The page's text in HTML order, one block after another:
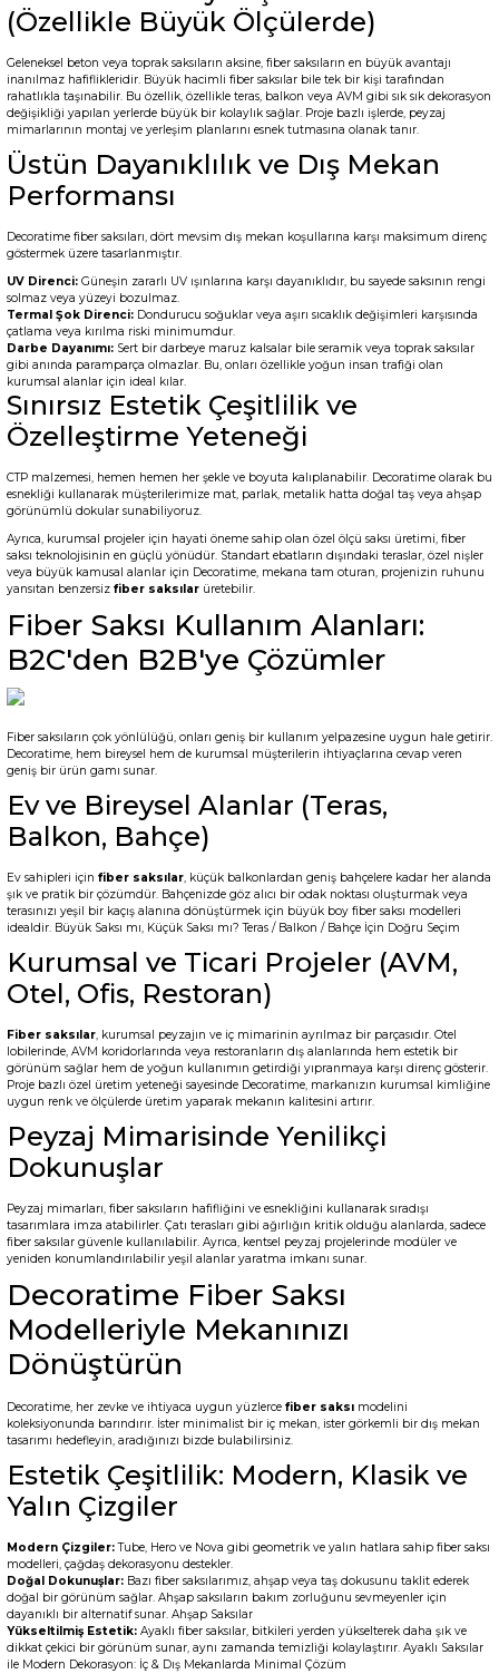
(Özellikle Büyük Ölçülerde)
Geleneksel beton veya toprak saksıların aksine, fiber saksıların en büyük avantajı
inanılmaz hafiflikleridir. Büyük hacimli fiber saksılar bile tek bir kişi tarafından
rahatlıkla taşınabilir. Bu özellik, özellikle teras, balkon veya AVM gibi sık sık dekorasyon
değişikliği yapılan yerlerde büyük bir kolaylık sağlar. Proje bazlı işlerde, peyzaj
mimarlarının montaj ve yerleşim planlarını esnek tutmasına olanak tanır.
Üstün Dayanıklılık ve Dış Mekan
Performansı
Decoratime fiber saksıları, dört mevsim dış mekan koşullarına karşı maksimum direnç
göstermek üzere tasarlanmıştır.
UV Direnci: Güneşin zararlı UV ışınlarına karşı dayanıklıdır, bu sayede saksının rengi
solmaz veya yüzeyi bozulmaz.
Termal Şok Direnci: Dondurucu soğuklar veya aşırı sıcaklık değişimleri karşısında
çatlama veya kırılma riski minimumdur.
Darbe Dayanımı: Sert bir darbeye maruz kalsalar bile seramik veya toprak saksılar
gibi anında paramparça olmazlar. Bu, onları özellikle yoğun insan trafiği olan
kurumsal alanlar için ideal kılar.
Sınırsız Estetik Çeşitlilik ve
Özelleştirme Yeteneği
CTP malzemesi, hemen hemen her şekle ve boyuta kalıplanabilir. Decoratime olarak bu
esnekliği kullanarak müşterilerimize mat, parlak, metalik hatta doğal taş veya ahşap
görünümlü dokular sunabiliyoruz.
Ayrıca, kurumsal projeler için hayati öneme sahip olan özel ölçü saksı üretimi, fiber
saksı teknolojisinin en güçlü yönüdür. Standart ebatların dışındaki teraslar, özel nişler
veya büyük kamusal alanlar için Decoratime, mekana tam oturan, projenizin ruhunu
yansıtan benzersiz fiber saksılar üretebilir.
Fiber Saksı Kullanım Alanları:
B2C'den B2B'ye Çözümler
Fiber saksıların çok yönlülüğü, onları geniş bir kullanım yelpazesine uygun hale getirir.
Decoratime, hem bireysel hem de kurumsal müşterilerin ihtiyaçlarına cevap veren
geniş bir ürün gamı sunar.
Ev ve Bireysel Alanlar (Teras,
Balkon, Bahçe)
Ev sahipleri için fiber saksılar, küçük balkonlardan geniş bahçelere kadar her alanda
şık ve pratik bir çözümdür. Bahçenizde göz alıcı bir odak noktası oluşturmak veya
terasınızı yeşil bir kaçış alanına dönüştürmek için büyük boy fiber saksı modelleri
idealdir. Büyük Saksı mı, Küçük Saksı mı? Teras / Balkon / Bahçe İçin Doğru Seçim
Kurumsal ve Ticari Projeler (AVM,
Otel, Ofis, Restoran)
Fiber saksılar, kurumsal peyzajın ve iç mimarinin ayrılmaz bir parçasıdır. Otel
lobilerinde, AVM koridorlarında veya restoranların dış alanlarında hem estetik bir
görünüm sağlar hem de yoğun kullanımın getirdiği yıpranmaya karşı direnç gösterir.
Proje bazlı özel üretim yeteneği sayesinde Decoratime, markanızın kurumsal kimliğine
uygun renk ve ölçülerde üretim yaparak mekanın kalitesini artırır.
Peyzaj Mimarisinde Yenilikçi
Dokunuşlar
Peyzaj mimarları, fiber saksıların hafifliğini ve esnekliğini kullanarak sıradışı
tasarımlara imza atabilirler. Çatı terasları gibi ağırlığın kritik olduğu alanlarda, sadece
fiber saksılar güvenle kullanılabilir. Ayrıca, kentsel peyzaj projelerinde modüler ve
yeniden konumlandırılabilir yeşil alanlar yaratma imkanı sunar.
Decoratime Fiber Saksı
Modelleriyle Mekanınızı
Dönüştürün
Decoratime, her zevke ve ihtiyaca uygun yüzlerce fiber saksı modelini
koleksiyonunda barındırır. İster minimalist bir iç mekan, ister görkemli bir dış mekan
tasarımı hedefleyin, aradığınızı bizde bulabilirsiniz.
Estetik Çeşitlilik: Modern, Klasik ve
Yalın Çizgiler
Modern Çizgiler:Tube, Hero ve Nova gibi geometrik ve yalın hatlara sahip fiber saksı
modelleri, çağdaş dekorasyonu destekler.
Doğal Dokunuşlar: Bazı fiber saksılarımız, ahşap veya taş dokusunu taklit ederek
doğal bir görünüm sağlar. Ahşap saksıların bakım zorluğunu sevmeyenler için
dayanıklı bir alternatif sunar. Ahşap Saksılar
Yükseltilmiş Estetik: Ayaklı fiber saksılar, bitkileri yerden yükselterek daha şık ve
dikkat çekici bir görünüm sunar, aynı zamanda temizliği kolaylaştırır. Ayaklı Saksılar
ile Modern Dekorasyon: İç & Dış Mekanlarda Minimal Çözüm